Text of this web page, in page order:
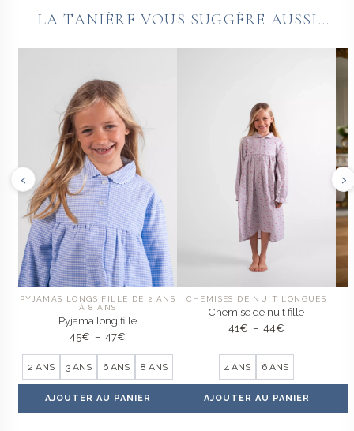
LA TANIÈRE VOUS SUGGÈRE AUSSI...
‹
PYJAMAS LONGS FILLE DE 2 ANS
À 8 ANS
Pyjama long fille
45€ – 47€
45€
à
47€
2 ANS 3 ANS 6 ANS 8 ANS
AJOUTER AU PANIER
CHEMISES DE NUIT LONGUES
Chemise de nuit fille
41€ – 44€
41€
44€
4 ANS 6 ANS
AJOUTER AU PANIER
›